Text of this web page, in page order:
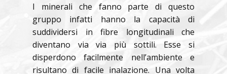
I minerali che fanno parte di questo
gruppo infatti hanno la capacità di
suddividersi in fibre longitudinali che
diventano via via più sottili. Esse si
disperdono facilmente nell’ambiente e
risultano di facile inalazione. Una volta